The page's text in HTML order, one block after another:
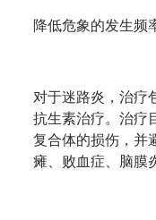
降低危象的发生频
对于迷路炎，治疗
抗生素治疗。治疗
复合体的损伤，并
瘫、败血症、脑膜